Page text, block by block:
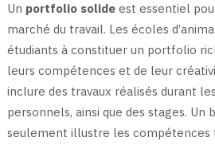
Un portfolio solideest essentiel
marché du travail. Les écoles
étudiants à constituer un portfolio
leurs compétences et de leur
inclure des travaux réalisés durant
personnels, ainsi que des stages.
seulement illustre les compétences